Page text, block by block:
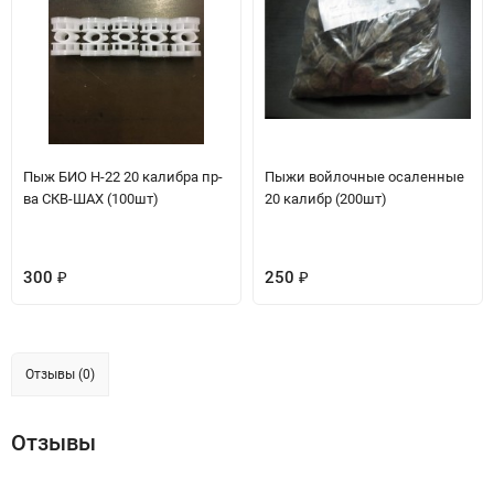
Пыж БИО H-22 20 калибра пр-
ва СКВ-ШАХ (100шт)
300 ₽
Пыжи войлочные осаленные
20 калибр (200шт)
250 ₽
Отзывы (0)
Отзывы